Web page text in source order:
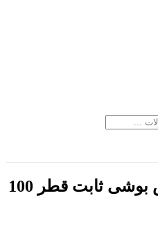
چرخ چدن ریز روتراش بوشی ثابت قطر 100